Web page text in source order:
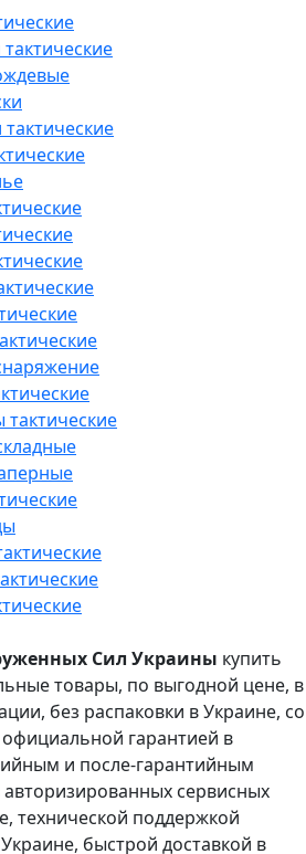
Сил Украины купить
товары, по выгодной цене, в
без распаковки в Украине, со
официальной гарантией в
и после-гарантийным
сервисных
технической поддержкой
быстрой доставкой в